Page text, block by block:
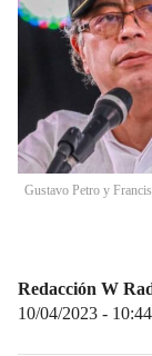
Gustavo Petro y
Redacción W
10/04/2023 - 10:44